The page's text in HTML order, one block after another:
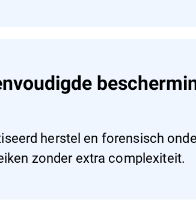
herstel en forensisch
zonder extra complexiteit.